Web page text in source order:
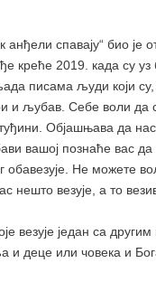
спавају“ био је
креће 2019. када су
писама људи који
и љубав. Себе воли да
Објашњава да
вашој познаће вас да
обавезује. Не можете
нешто везује, а то
везује један са
и деце или човека и